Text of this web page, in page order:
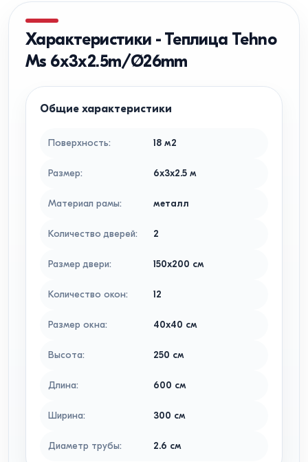
Характеристики - Теплица Tehno
Ms 6x3x2.5m/Ø26mm
Общие характеристики
Поверхность: 18м2
Размер: 6x3x2.5м
Материал рамы: металл
Количество дверей: 2
Размер двери: 150x200 см
Количество окон: 12
Размер окна: 40x40 см
Высота: 250 см
Длина: 600 см
Ширина: 300 см
Диаметр трубы: 2.6 см